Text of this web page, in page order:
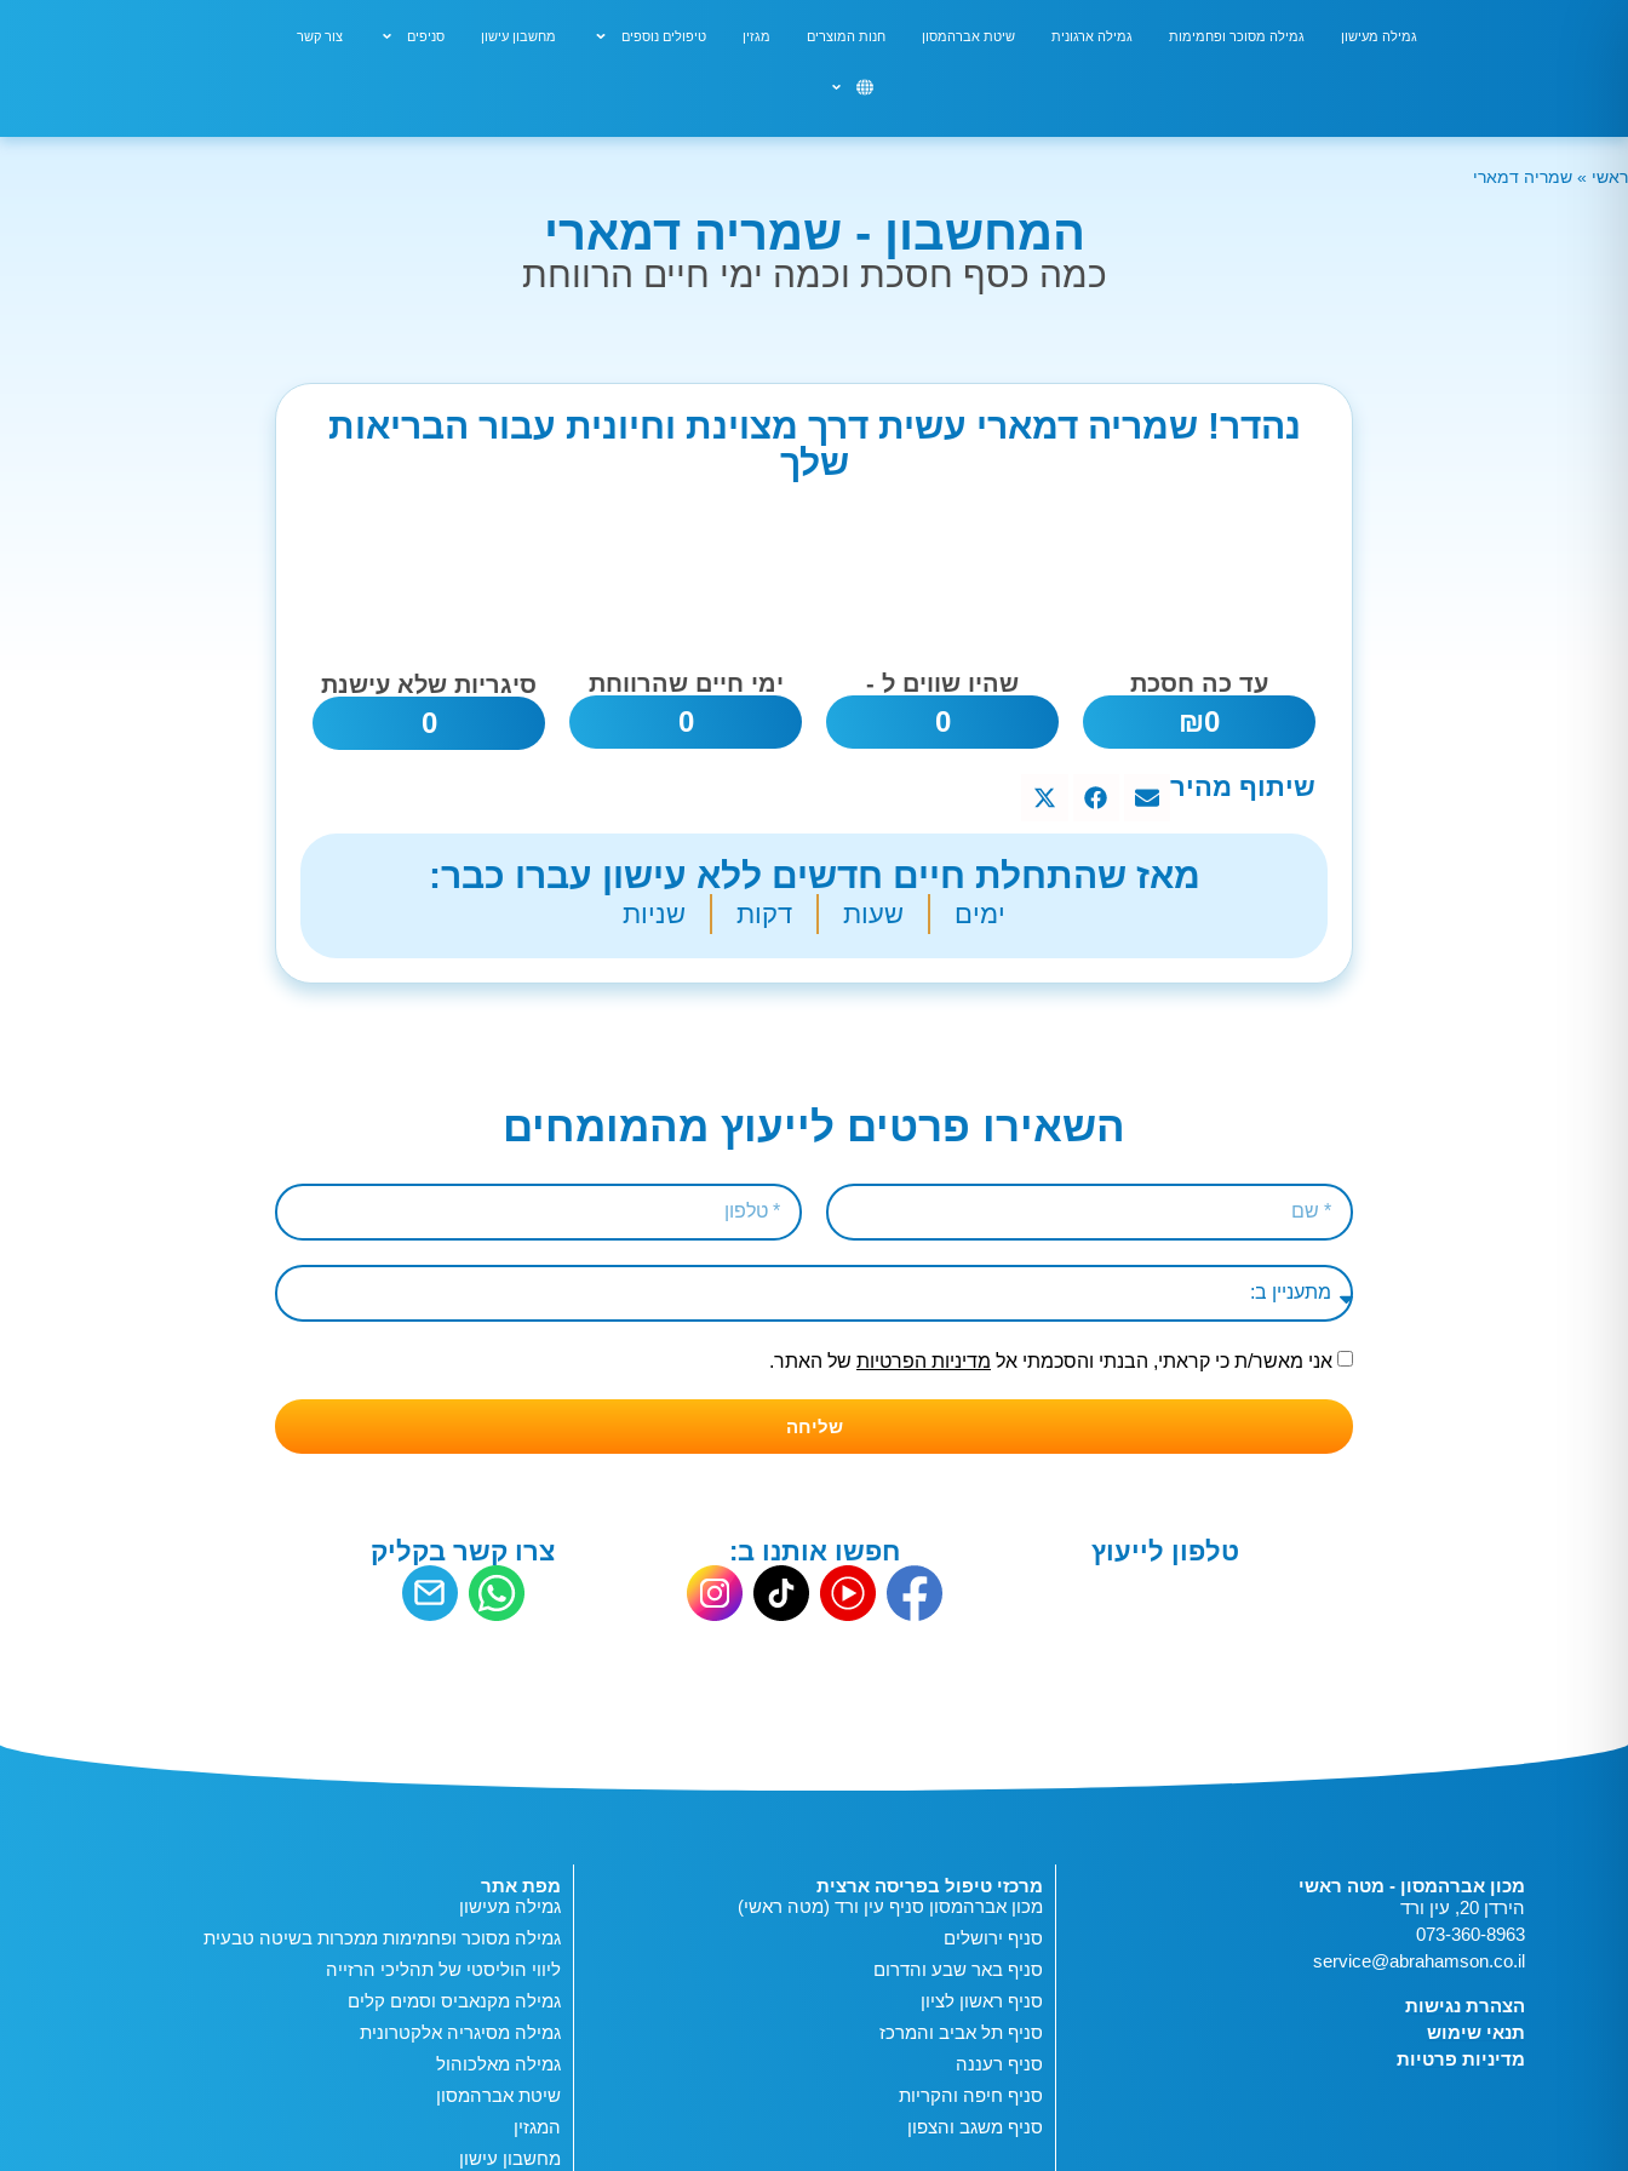
גמילה מעישון גמילה מסוכר ופחמימות גמילה ארגונית שיטת אברהמסון חנות המוצרים מגזין טיפולים נוספים מחשבון עישון סניפים צור קשר
ראשי » שמריה דמארי
המחשבון - שמריה דמארי
כמה כסף חסכת וכמה ימי חיים הרווחת
נהדר! שמריה דמארי עשית דרך מצוינת וחיונית עבור הבריאות
שלך
עד כה חסכת
0
₪
שהיו שווים ל -
0
ימי חיים שהרווחת
0
סיגריות שלא עישנת
0
שיתוף מהיר
מאז שהתחלת חיים חדשים ללא עישון עברו כבר:
ימים שעות דקות שניות
השאירו פרטים לייעוץ מהמומחים
אני מאשר/ת כי קראתי, הבנתי והסכמתי אל מדיניות הפרטיות של האתר.
שליחה
טלפון לייעוץ חפשו אותנו ב: צרו קשר בקליק
מכון אברהמסון - מטה ראשי
הירדן 20, עין ורד
073-360-8963
service@abrahamson.co.il
הצהרת נגישות
תנאי שימוש
מדיניות פרטיות
מרכזי טיפול בפריסה ארצית
מכון אברהמסון סניף עין ורד (מטה ראשי)
סניף ירושלים
סניף באר שבע והדרום
סניף ראשון לציון
סניף תל אביב והמרכז
סניף רעננה
סניף חיפה והקריות
סניף משגב והצפון
מפת אתר
גמילה מעישון
גמילה מסוכר ופחמימות ממכרות בשיטה טבעית
ליווי הוליסטי של תהליכי הרזייה
גמילה מקנאביס וסמים קלים
גמילה מסיגריה אלקטרונית
גמילה מאלכוהול
שיטת אברהמסון
המגזין
מחשבון עישון